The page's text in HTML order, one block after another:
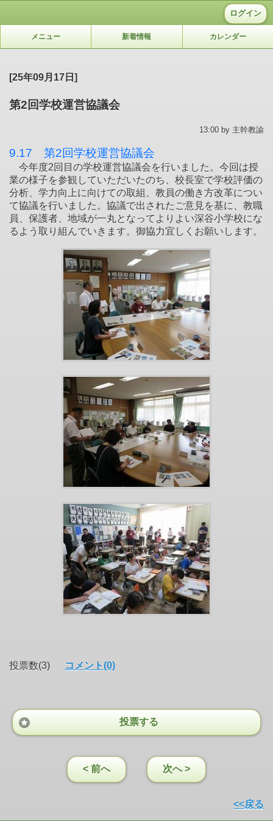
ログイン
メニュー 新着情報 カレンダー
[25年09月17日]
第2回学校運営協議会
13:00 by 主幹教諭
9.17 第2回学校運営協議会
今年度2回目の学校運営協議会を行いました。今回は授
業の様子を参観していただいたのち、校長室で学校評価の
分析、学力向上に向けての取組、教員の働き方改革につい
て協議を行いました。協議で出されたご意見を基に、教職
員、保護者、地域が一丸となってよりよい深谷小学校にな
るよう取り組んでいきます。御協力宜しくお願いします。
投票数(3) コメント(0)
投票する
< 前へ 次へ >
<<戻る